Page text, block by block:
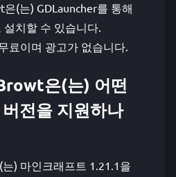
(는) GDLauncher를 통해
치할 수 있습니다.
료이며 광고가 없습니다.
은(는) 어떤
전을 지원하나
) 마인크래프트 1.21.1을